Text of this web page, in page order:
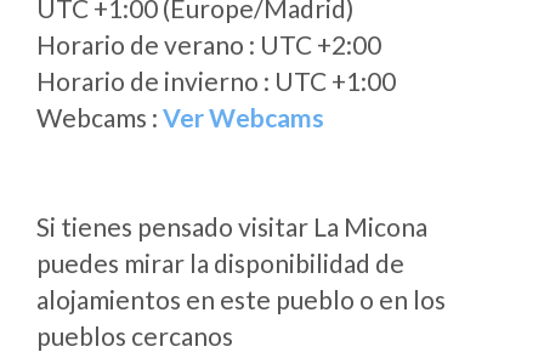
UTC +1:00 (Europe/Madrid)
Horario de verano : UTC +2:00
Horario de invierno : UTC +1:00
Webcams : Ver Webcams
Si tienes pensado visitar La Micona
puedes mirar la disponibilidad de
alojamientos en este pueblo o en los
pueblos cercanos